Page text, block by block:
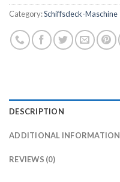
Category:Schiffsdeck-Maschine
DESCRIPTION
ADDITIONAL INFORMATION
REVIEWS (0)